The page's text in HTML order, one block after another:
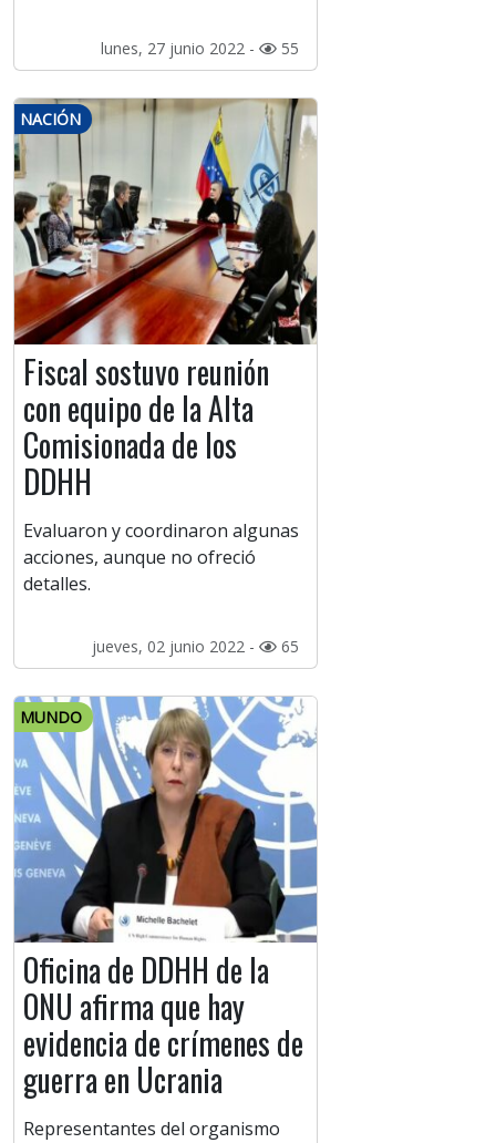
lunes, 27 junio 2022 - 55
NACIÓN
Fiscal sostuvo reunión
con equipo de la Alta
Comisionada de los
DDHH
Evaluaron y coordinaron algunas
acciones, aunque no ofreció
detalles.
jueves, 02 junio 2022 - 65
MUNDO
Oficina de DDHH de la
ONU afirma que hay
evidencia de crímenes de
guerra en Ucrania
Representantes del organismo